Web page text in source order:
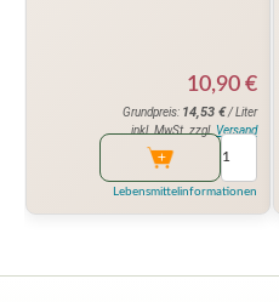
10,90 €
Grundpreis: 14,53 €/ Liter
inkl. MwSt. zzgl. Versand
Lebensmittelinformationen